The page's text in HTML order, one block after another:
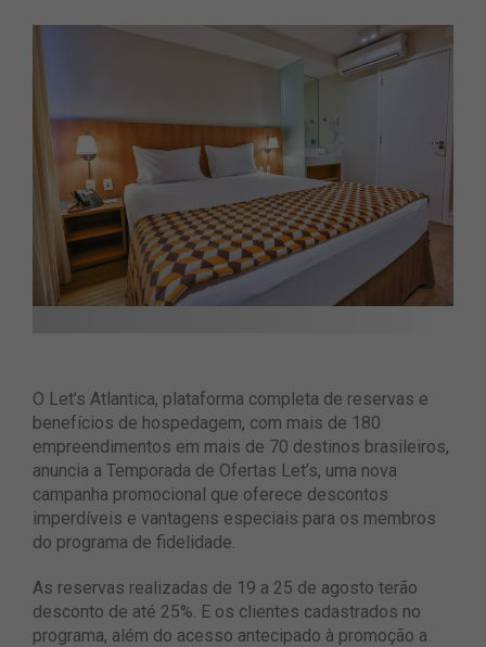
O Let’s Atlantica, plataforma completa de reservas e
benefícios de hospedagem, com mais de 180
empreendimentos em mais de 70 destinos brasileiros,
anuncia a Temporada de Ofertas Let’s, uma nova
campanha promocional que oferece descontos
imperdíveis e vantagens especiais para os membros
do programa de fidelidade.
As reservas realizadas de 19 a 25 de agosto terão
desconto de até 25%. E os clientes cadastrados no
programa, além do acesso antecipado à promoção a